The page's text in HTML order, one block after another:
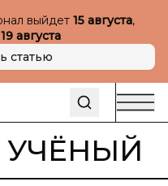
выйдет 15 августа,
19 августа
статью